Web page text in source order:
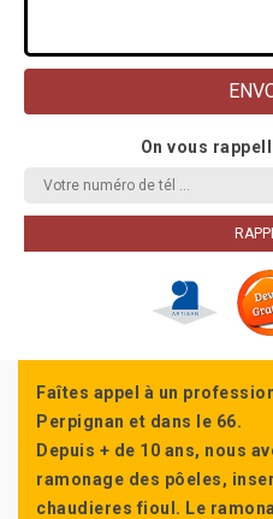
On vous
Faîtes appel à un
Perpignan et dans le 66.
Depuis + de 10 ans, nous
ramonage des pôeles,
chaudieres fioul. Le